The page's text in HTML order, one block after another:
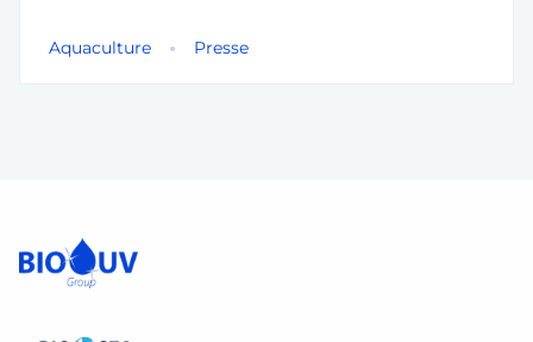
Aquaculture Presse